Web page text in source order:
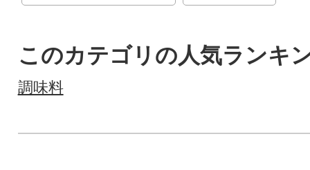
このカテゴリの人気ランキ
調味料